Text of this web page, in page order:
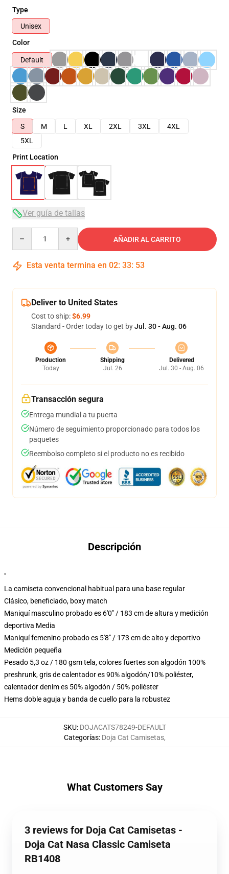
Type
Unisex
Color
Default
Size
S
M L XL 2XL 3XL
4XL
5XL
Print Location
Ver guía de tallas
AÑADIR AL CARRITO
Esta venta termina en 02: 33: 52
Deliver to United States
Cost to ship:$6.99
Standard - Order today to get byJul. 30 - Aug. 06
Production
Today
Shipping
Jul. 26
Delivered
Jul. 30 - Aug. 06
Transacción segura
Entrega mundial a tu puerta
Número de seguimiento proporcionado para todos los
paquetes
Reembolso completo si el producto no es recibido
Descripción
"
La camiseta convencional habitual para una base regular
Clásico, beneficiado, boxy match
Maniquí masculino probado es 6'0" / 183 cm de altura y medición
deportiva Media
Maniquí femenino probado es 5'8" / 173 cm de alto y deportivo
Medición pequeña
Pesado 5,3 oz / 180 gsm tela, colores fuertes son algodón 100%
preshrunk, gris de calentador es 90% algodón/10% poliéster,
calentador denim es 50% algodón / 50% poliéster
Hems doble aguja y banda de cuello para la robustez
SKU: DOJACATS78249-DEFAULT
Categorías: Doja Cat Camisetas,
What Customers Say
3 reviews for Doja Cat Camisetas -
Doja Cat Nasa Classic Camiseta
RB1408